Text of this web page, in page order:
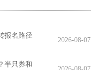
报名路径
2026-08-07
半只券和